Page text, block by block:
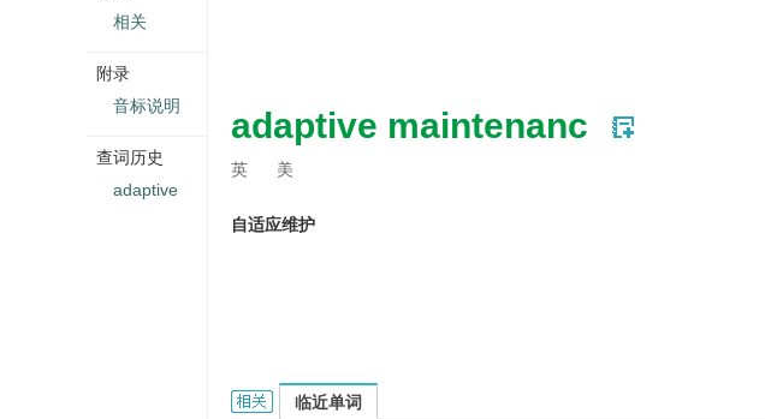
adaptive maintenanc
英 美
自适应维护
adaptive maintenanc的相关资料：
临近单词
相关
附录
音标说明
查词历史
adaptive